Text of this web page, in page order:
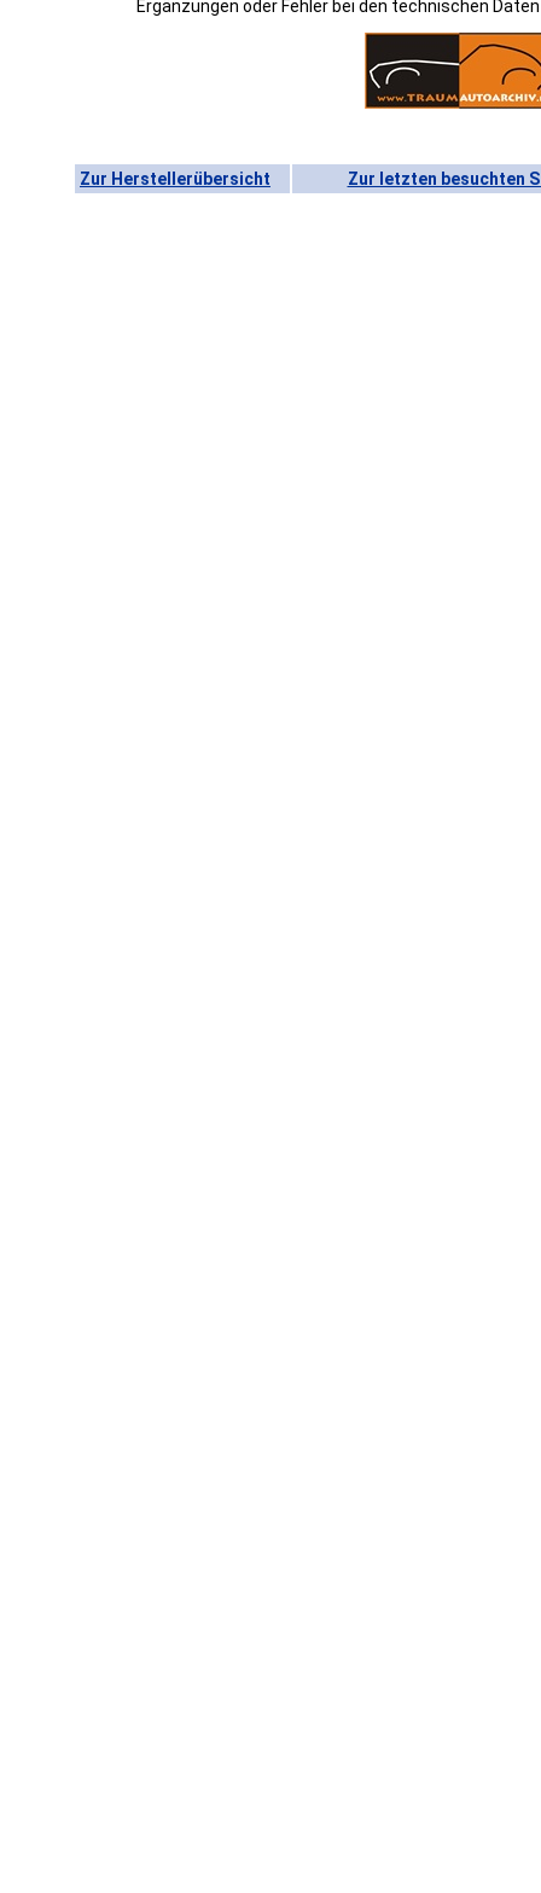
Ergänzungen oder Fehler bei den technischen
Zur Herstellerübersicht Zur letzten besuchten